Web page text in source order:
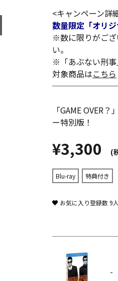
<キャンペーン詳
数量限定「オリ
※数に限りがござ
い。
※「あぶない刑事
対象商品はこちら
「GAME OVER
ー特別版！
¥3,300 (
Blu-ray 特典付き
お気に入り登録数9人
-